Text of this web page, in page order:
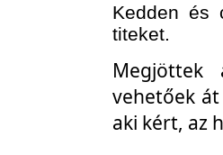
Kedden és
titeket.
Megjöttek
vehetőek
aki kért, az